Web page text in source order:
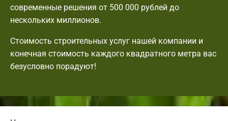
современные решения от 500 000 рублей до
нескольких миллионов.
Стоимость строительных услуг нашей компании и
конечная стоимость каждого квадратного метра вас
безусловно порадуют!